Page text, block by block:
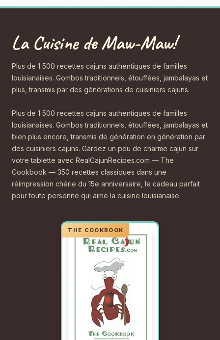
La Cuisine de Maw-Maw!
Plus de 1 500 recettes cajuns authentiques de familles
louisianaises. Gombos traditionnels, étouffées, jambalayas et
plus, transmis par des générations de cuisiniers cajuns.
Plus de 1 500 recettes cajuns authentiques de familles
louisianaises. Gombos traditionnels, étouffées, jambalayas et
bien plus encore, transmis de génération en génération par
des cuisiniers cajuns. Gardez un peu de charme cajun sur
votre tablette avec RealCajunRecipes.com — The
Cookbook — 350 recettes classiques dans une
réimpression chérie du 15e anniversaire, le cadeau parfait
pour toute personne qui aime la cuisine louisianaise.